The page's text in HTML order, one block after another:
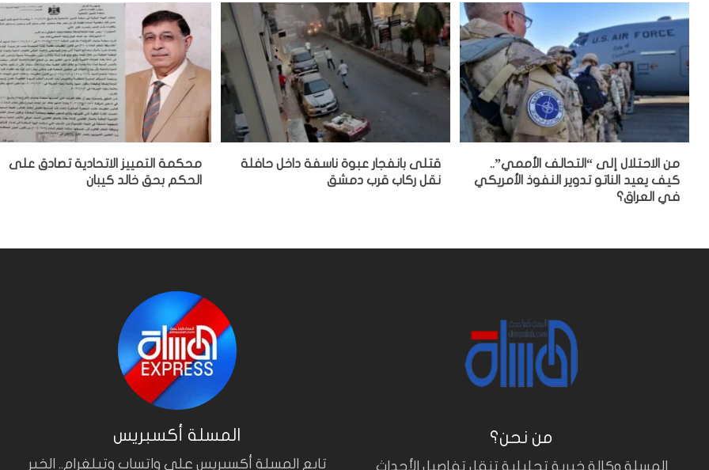
من الاحتلال إلى “التحالف الأممي”..
كيف يعيد الناتو تدوير النفوذ الأمريكي
في العراق؟
قتلى بانفجار عبوة ناسفة داخل حافلة
نقل ركاب قرب دمشق
محكمة التمييز الاتحادية تصادق على
الحكم بحق خالد كيبان
المسلة أكسبريس
تابع المسلة أكسبريس على واتساب وتيلغرام.. الخبر
من نحن؟
المسلة وكالة خبرية تحليلية تنقل تفاصيل الأحداث